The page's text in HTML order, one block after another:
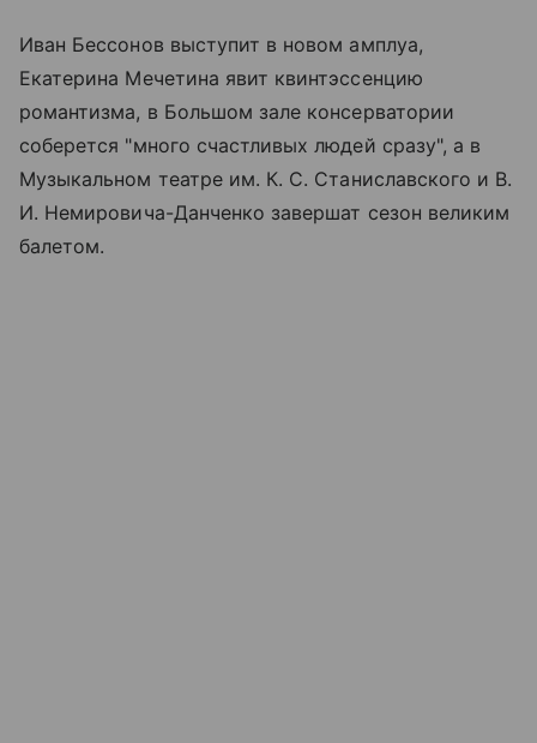
Иван Бессонов выступит в новом амплуа,
Екатерина Мечетина явит квинтэссенцию
романтизма, в Большом зале консерватории
соберется "много счастливых людей сразу", а в
Музыкальном театре им. К. С. Станиславского и В.
И. Немировича-Данченко завершат сезон великим
балетом.